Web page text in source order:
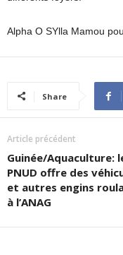
Alpha O SYlla Mamou
Share
Article précédent
Guinée/Aquaculture:
PNUD offre des
et autres engins
à l’ANAG